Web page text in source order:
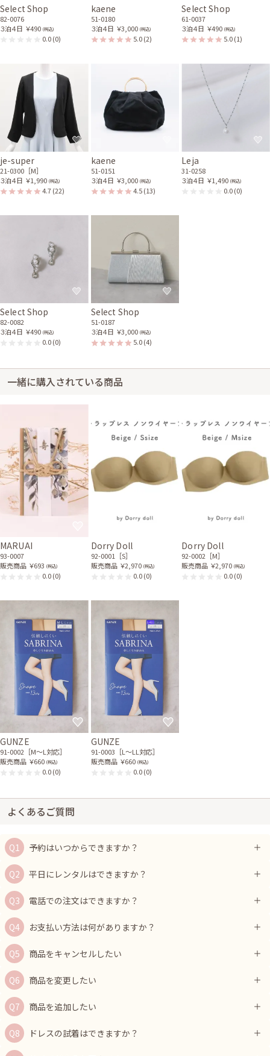
20代前半2026/01/10 お宮参り
サイズが丁度良かったので安心しました。丈はひざ下でした。袖は思った
より膨らんでいました。
ブラックのV開きノーカラ
ーボレロ
21-0300
Select Shop
82-0076
３泊４日 ￥490 (税込)
0.0(0)
kaene
51-0180
３泊４日 ￥3,000 (税込)
5.0(2)
Select Shop
61-0037
３泊４日 ￥490 (税込)
5.0(1)
je-super
21-0300［M］
３泊４日 ￥1,990 (税込)
4.7(22)
kaene
51-0151
３泊４日 ￥3,000 (税込)
4.5(13)
Leja
31-0258
３泊４日 ￥1,490 (税込)
0.0(0)
Select Shop
82-0082
３泊４日 ￥490 (税込)
0.0(0)
Select Shop
51-0187
３泊４日 ￥3,000 (税込)
5.0(4)
一緒に購入されている商品
MARUAI
93-0007
販売商品 ￥693 (税込)
0.0(0)
Dorry Doll
92-0001［S］
販売商品 ￥2,970 (税込)
0.0(0)
Dorry Doll
92-0002［M］
販売商品 ￥2,970 (税込)
0.0(0)
GUNZE
91-0002［M〜L対応］
販売商品 ￥660 (税込)
0.0(0)
GUNZE
91-0003［L〜LL対応］
販売商品 ￥660 (税込)
0.0(0)
よくあるご質問
予約はいつからできますか？
平日にレンタルはできますか？
電話での注文はできますか？
お支払い方法は何がありますか？
商品をキャンセルしたい
商品を変更したい
商品を追加したい
ドレスの試着はできますか？